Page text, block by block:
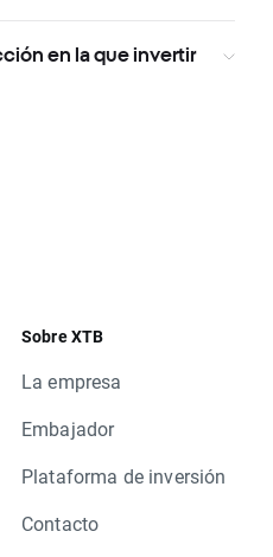
en la que invertir
Sobre XTB
La empresa
Embajador
Plataforma de inversión
Contacto